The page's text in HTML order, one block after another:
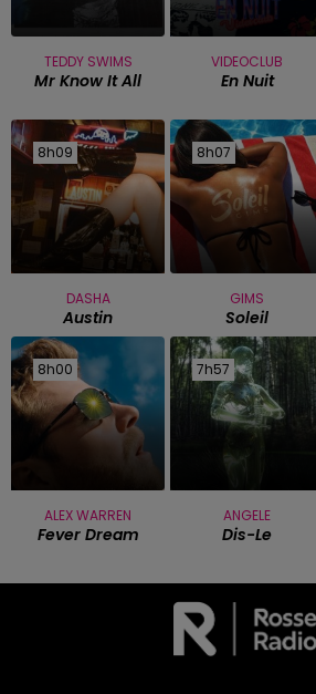
TEDDY SWIMS
Mr Know It All
VIDEOCLUB
En Nuit
8h09
8h09
DASHA
Austin
8h07
8h07
GIMS
Soleil
8h00
8h00
ALEX WARREN
Fever Dream
7h57
7h57
ANGELE
Dis-Le